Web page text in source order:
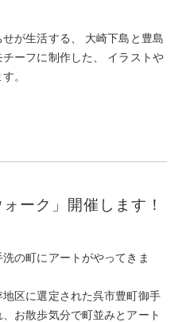
が生活する、 大崎下島と豊島
ーフに制作した、 イラストや
。
ーク」開催します！
の町にアートがやってきま
区に選定された呉市豊町御手
お散歩気分で町並みとアート